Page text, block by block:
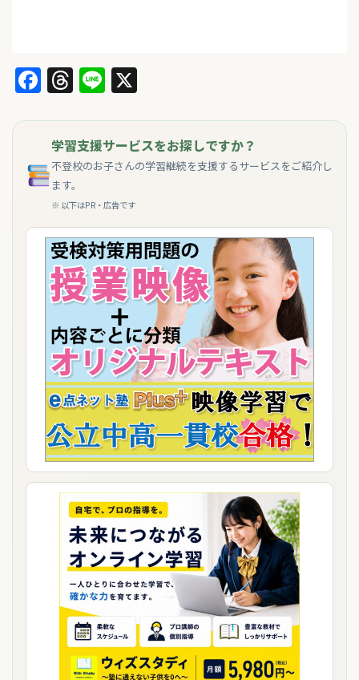
Facebook
Threads
Line
学習支援サービスをお探しですか？
不登校のお子さんの学習継続を支援するサービスをご紹介し
ます。
※ 以下はPR・広告です